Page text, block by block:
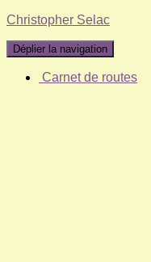
Christopher Selac
Déplier la navigation
Carnet de routes